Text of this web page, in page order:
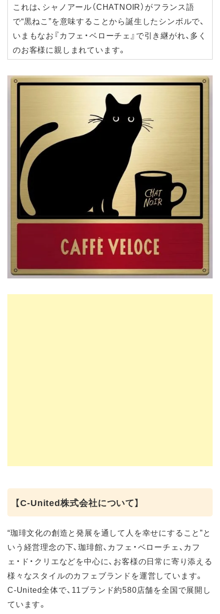
これは、シャノアール（CHATNOIR）がフランス語
で“黒ねこ”を意味することから誕生したシンボルで、
いまもなお『カフェ・ベローチェ』で引き継がれ、多く
のお客様に親しまれています。
【C-United株式会社について】
“珈琲文化の創造と発展を通して人を幸せにすること”と
いう経営理念の下、珈琲館、カフェ・ベローチェ、カフ
ェ・ド・クリエなどを中心に、お客様の日常に寄り添える
様々なスタイルのカフェブランドを運営しています。
C-United全体で、11ブランド約580店舗を全国で展開し
ています。